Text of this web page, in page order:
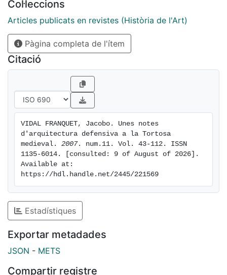
(ya en el siglo XVI), pasando por otras torres, castillos
y circuitos de murallas de su amplio término general.
[eng] This article studies the building processes of
some of the main works promoted by the Council of
Tortosa during the XIV and XV centuries for the
purpose of defense and security: from the town walls,
to the coastal watchtowers, along with other towers,
castles and defensive walls of its broad territory
Col·leccions
Articles publicats en revistes (Història de l'Art)
Pàgina completa de l'ítem
Citació
VIDAL FRANQUET, Jacobo. Unes notes
d'arquitectura defensiva a la Tortosa
medieval. 2007. num.11. Vol. 43-112. ISSN
1135-6014. [consulted: 9 of August of 2026].
Available at:
https://hdl.handle.net/2445/221569
Estadístiques
Exportar metadades
JSON - METS
Compartir registre